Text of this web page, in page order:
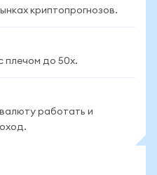
криптопрогнозов.
плечом до 50x.
работать и